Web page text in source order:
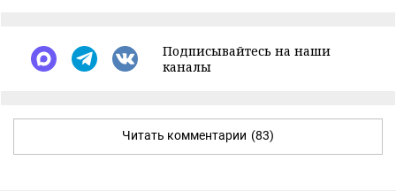
Подписывайтесь на наши
каналы
Читать комментарии (83)